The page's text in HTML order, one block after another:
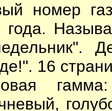
номер
года.
16